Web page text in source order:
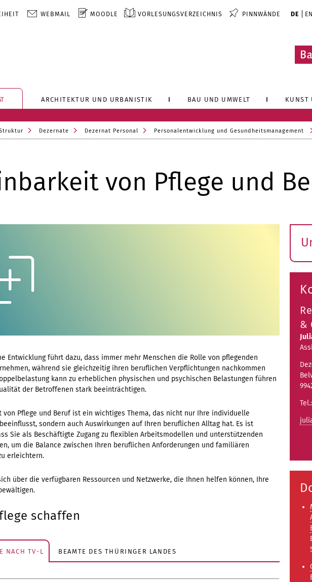
WEBMAIL MOODLE VORLESUNGSVERZEICHNIS PINNWÄNDE DE EN
ARCHITEKTUR UND URBANISTIK BAU UND UMWELT KUNST
Dezernate Dezernat Personal Personalentwicklung und Gesundheitsmanagement
von Pflege und
Entwicklung führt dazu, dass immer mehr Menschen die Rolle von pflegenden
während sie gleichzeitig ihren beruflichen Verpflichtungen nachkommen
kann zu erheblichen physischen und psychischen Belastungen führen
der Betroffenen stark beeinträchtigen.
von Pflege und Beruf ist ein wichtiges Thema, das nicht nur Ihre individuelle
sondern auch Auswirkungen auf Ihren beruflichen Alltag hat. Es ist
Sie als Beschäftigte Zugang zu flexiblen Arbeitsmodellen und unterstützenden
um die Balance zwischen Ihren beruflichen Anforderungen und familiären
erleichtern.
über die verfügbaren Ressourcen und Netzwerke, die Ihnen helfen können, Ihre
schaffen
NACH TV-L BEAMTE DES THÜRINGER LANDES
&
Tel.: